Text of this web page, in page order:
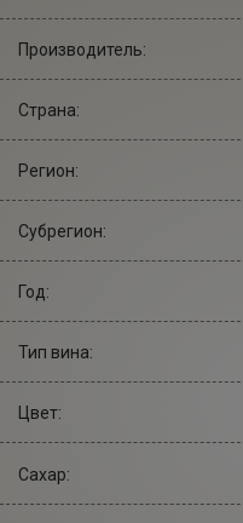
Производитель:
Страна:
Регион:
Субрегион:
Год:
Тип вина:
Цвет:
Сахар: